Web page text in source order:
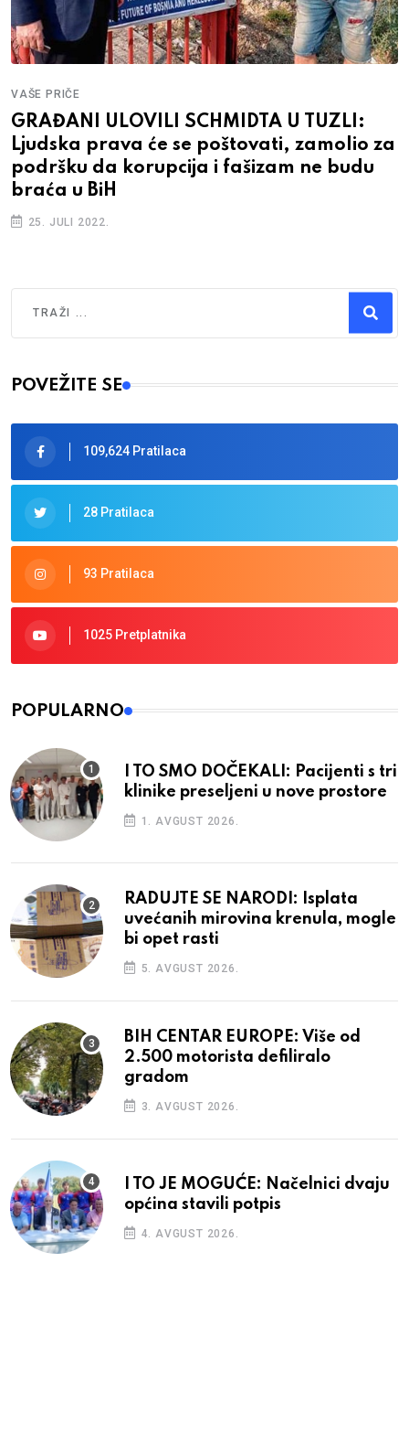
VAŠE PRIČE
GRAĐANI ULOVILI SCHMIDTA U TUZLI:
Ljudska prava će se poštovati, zamolio za
podršku da korupcija i fašizam ne budu
braća u BiH
25. JULI 2022.
Type 2 or more characters for results.
POVEŽITE SE
109,624 Pratilaca
28 Pratilaca
93 Pratilaca
1025 Pretplatnika
POPULARNO
I TO SMO DOČEKALI: Pacijenti s tri
klinike preseljeni u nove prostore
1. AVGUST 2026.
RADUJTE SE NARODI: Isplata
uvećanih mirovina krenula, mogle
bi opet rasti
5. AVGUST 2026.
BIH CENTAR EUROPE: Više od
2.500 motorista defiliralo
gradom
3. AVGUST 2026.
I TO JE MOGUĆE: Načelnici dvaju
općina stavili potpis
4. AVGUST 2026.